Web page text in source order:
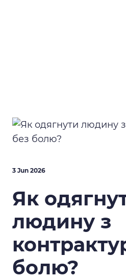
3 Jun 2026
Як
людину з
болю?